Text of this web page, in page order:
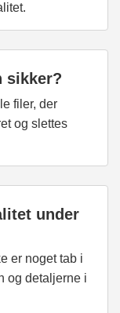
sikker?
filer, der
og slettes
under
er noget tab i
og detaljerne i